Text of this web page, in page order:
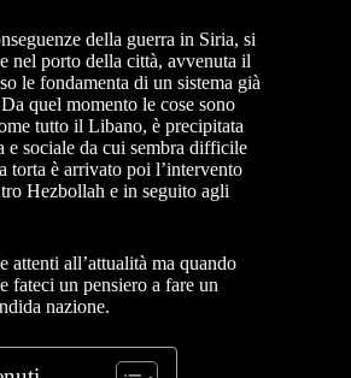
della guerra in Siria, si
nel porto della città, avvenuta il
le fondamenta di un sistema già
quel momento le cose sono
tutto il Libano, è precipitata
e sociale da cui sembra difficile
torta è arrivato poi l’intervento
Hezbollah e in seguito agli
attenti all’attualità ma quando
fateci un pensiero a fare un
nazione.